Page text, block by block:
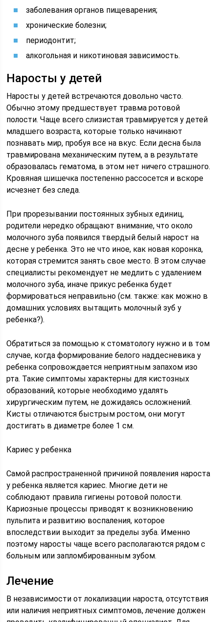
заболевания органов пищеварения;
хронические болезни;
периодонтит;
алкогольная и никотиновая зависимость.
Наросты у детей
Наросты у детей встречаются довольно часто.
Обычно этому предшествует травма ротовой
полости. Чаще всего слизистая травмируется у детей
младшего возраста, которые только начинают
познавать мир, пробуя все на вкус. Если десна была
травмирована механическим путем, а в результате
образовалась гематома, в этом нет ничего страшного.
Кровяная шишечка постепенно рассосется и вскоре
исчезнет без следа.
При прорезывании постоянных зубных единиц,
родители нередко обращают внимание, что около
молочного зуба появился твердый белый нарост на
десне у ребенка. Это не что иное, как новая коронка,
которая стремится занять свое место. В этом случае
специалисты рекомендует не медлить с удалением
молочного зуба, иначе прикус ребенка будет
формироваться неправильно (см. также: как можно в
домашних условиях вытащить молочный зуб у
ребенка?).
Обратиться за помощью к стоматологу нужно и в том
случае, когда формирование белого наддесневика у
ребенка сопровождается неприятным запахом изо
рта. Такие симптомы характерны для кистозных
образований, которые необходимо удалять
хирургическим путем, не дожидаясь осложнений.
Кисты отличаются быстрым ростом, они могут
достигать в диаметре более 1 см.
Кариес у ребенка
Самой распространенной причиной появления нароста
у ребенка является кариес. Многие дети не
соблюдают правила гигиены ротовой полости.
Кариозные процессы приводят к возникновению
пульпита и развитию воспаления, которое
впоследствии выходит за пределы зуба. Именно
поэтому наросты чаще всего располагаются рядом с
больным или запломбированным зубом.
Лечение
В независимости от локализации нароста, отсутствия
или наличия неприятных симптомов, лечение должен